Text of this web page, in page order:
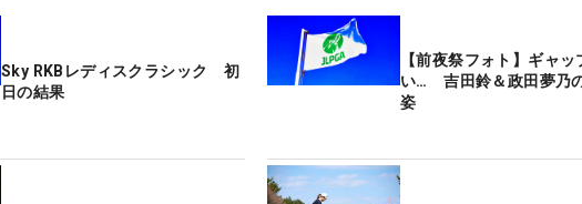
Sky RKBレディスクラシック 初
日の結果
【前夜祭フォト】ギャ
い… 吉田鈴＆政田夢乃
姿